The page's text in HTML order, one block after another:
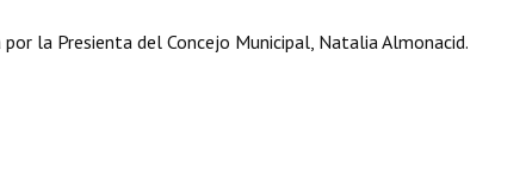
la Presienta del Concejo Municipal, Natalia Almonacid.